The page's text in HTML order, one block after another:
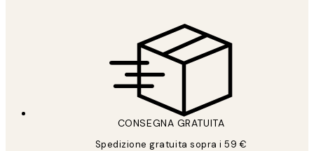
CONSEGNA GRATUITA
Spedizione gratuita sopra i 59 €